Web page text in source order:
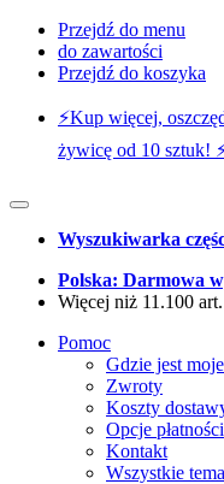
Przejdź do menu
do zawartości
Przejdź do koszyka
⚡️Kup więcej,
żywicę od 10 sztuk!
Wyszukiwarka
Polska: Darmowa
Więcej niż 11.100 art.
Pomoc
Gdzie jest
Zwroty
Koszty
Opcje płatności
Kontakt
Wszystkie